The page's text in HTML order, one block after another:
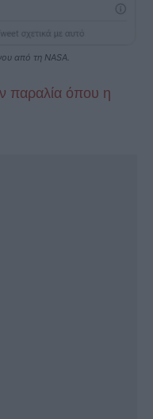
από τη NASA.
παραλία όπου η